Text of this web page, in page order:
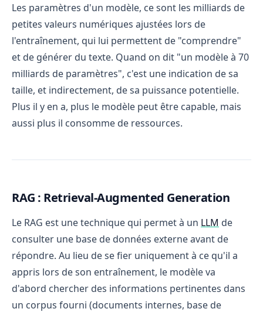
Les paramètres d'un modèle, ce sont les milliards de
petites valeurs numériques ajustées lors de
l'entraînement, qui lui permettent de "comprendre"
et de générer du texte. Quand on dit "un modèle à 70
milliards de paramètres", c'est une indication de sa
taille, et indirectement, de sa puissance potentielle.
Plus il y en a, plus le modèle peut être capable, mais
aussi plus il consomme de ressources.
RAG : Retrieval-Augmented Generation
Le RAG est une technique qui permet à un LLM de
consulter une base de données externe avant de
répondre. Au lieu de se fier uniquement à ce qu'il a
appris lors de son entraînement, le modèle va
d'abord chercher des informations pertinentes dans
un corpus fourni (documents internes, base de